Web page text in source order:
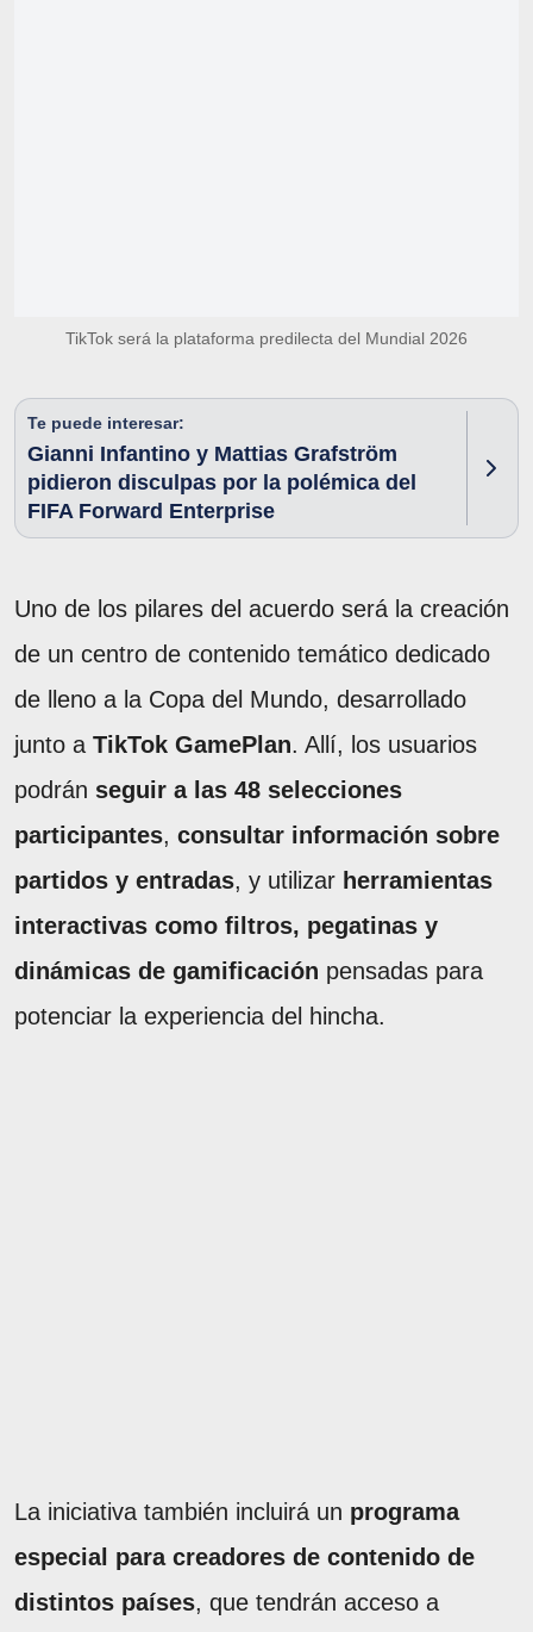
TikTok será la plataforma predilecta del Mundial 2026
Te puede interesar:
Gianni Infantino y Mattias Grafström
pidieron disculpas por la polémica del
FIFA Forward Enterprise
Uno de los pilares del acuerdo será la creación
de un centro de contenido temático dedicado
de lleno a la Copa del Mundo, desarrollado
junto a TikTok GamePlan. Allí, los usuarios
podrán seguir a las 48 selecciones
participantes, consultar información sobre
partidos y entradas, y utilizar herramientas
interactivas como filtros, pegatinas y
dinámicas de gamificación pensadas para
potenciar la experiencia del hincha.
La iniciativa también incluirá un programa
especial para creadores de contenido de
distintos países, que tendrán acceso a